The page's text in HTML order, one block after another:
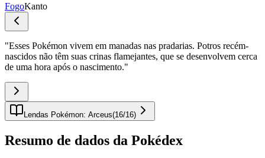
FogoKanto
"Esses Pokémon vivem em manadas nas pradarias. Potros recém-
nascidos não têm suas crinas flamejantes, que se desenvolvem cerca
de uma hora após o nascimento."
Lendas Pokémon: Arceus(16/16)
Resumo de dados da Pokédex